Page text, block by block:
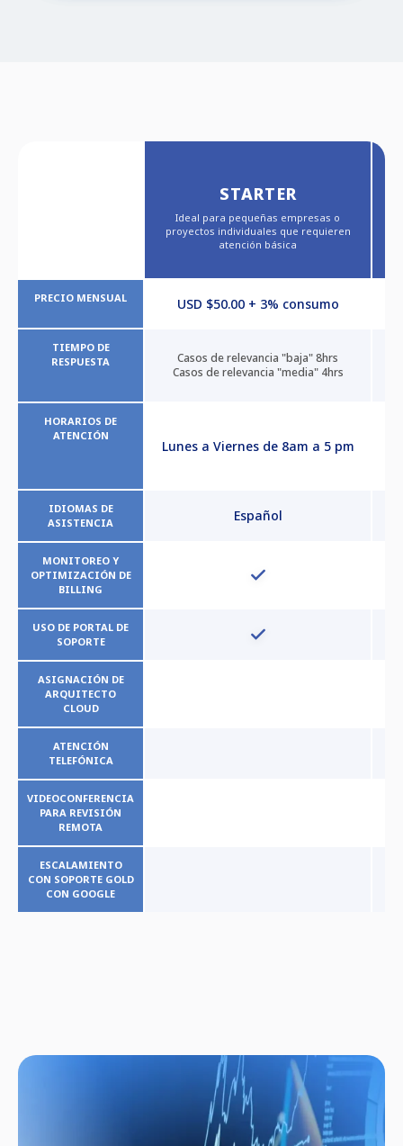
STARTER
Ideal para pequeñas empresas o
proyectos individuales que requieren
atención básica
PRECIO MENSUAL USD $50.00 + 3% consumo
TIEMPO DE
RESPUESTA
Casos de relevancia "baja" 8hrs
Casos de relevancia "media" 4hrs
HORARIOS DE
ATENCIÓN
Lunes a Viernes de 8am a 5 pm
IDIOMAS DE
ASISTENCIA
Español
MONITOREO Y
OPTIMIZACIÓN DE
BILLING
USO DE PORTAL DE
SOPORTE
ASIGNACIÓN DE
ARQUITECTO
CLOUD
ATENCIÓN
TELEFÓNICA
VIDEOCONFERENCIA
PARA REVISIÓN
REMOTA
ESCALAMIENTO
CON SOPORTE GOLD
CON GOOGLE